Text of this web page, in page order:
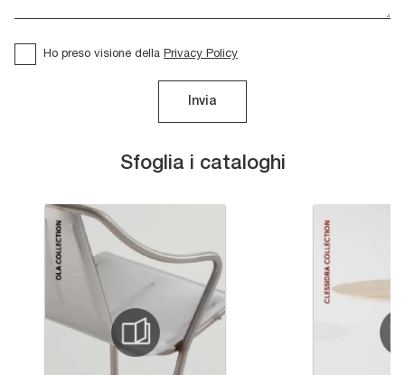
Sfoglia i cataloghi
Ho preso visione della Privacy Policy
Invia